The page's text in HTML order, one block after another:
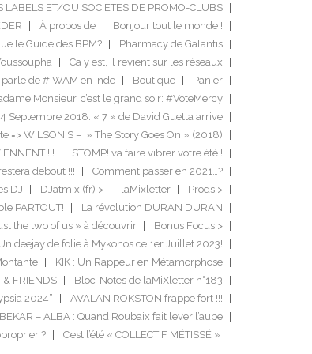
LABELS ET/OU SOCIETES DE PROMO-CLUBS
À propos de
Bonjour tout le monde !
le Guide des BPM?
Pharmacy de Galantis
Ca y est, il revient sur les réseaux
de #IWAM en Inde Boutique
Panier
Monsieur, c’est le grand soir: #VoteMercy
Septembre 2018: « 7 » de David Guetta arrive
=> WILSON S – » The Story Goes On » (2018)
!!!
STOMP! va faire vibrer votre été !
debout !!!
Comment passer en 2021…?
DJ DJatmix (fr) > laMixletter
Prods >
PARTOUT!
La révolution DURAN DURAN
the two of us » à découvrir
Bonus Focus >
deejay de folie à Mykonos ce 1er Juillet 2023!
KIK : Un Rappeur en Métamorphose
& FRIENDS
Bloc-Notes de laMiXletter n°183
2024”
AVALAN ROKSTON frappe fort !!!
BEKAR – ALBA : Quand Roubaix fait lever l’aube
? C’est l’été « COLLECTIF MÉTISSÉ » !